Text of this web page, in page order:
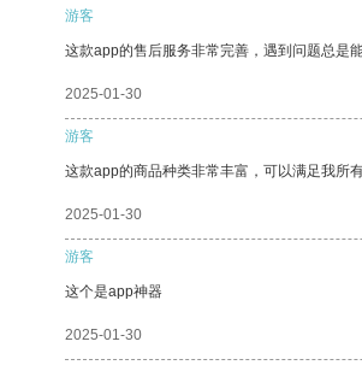
游客
这款app的售后服务非常完善，遇到问题总是
2025-01-30
游客
这款app的商品种类非常丰富，可以满足我所有
2025-01-30
游客
这个是app神器
2025-01-30